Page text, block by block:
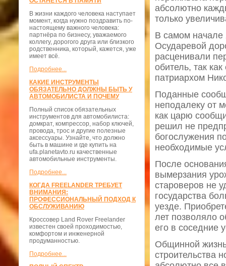
В жизни каждого человека наступает
момент, когда нужно поздравить по-
настоящему важного человека:
партнёра по бизнесу, уважаемого
коллегу, дорогого друга или близкого
родственника, который, кажется, уже
имеет всё.
Подробнее...
КАКИЕ ИНСТРУМЕНТЫ
ОБЯЗАТЕЛЬНО ДОЛЖНЫ БЫТЬ У
АВТОМОБИЛИСТА И ПОЧЕМУ
Полный список обязательных
инструментов для автомобилиста:
домкрат, компрессор, набор ключей,
провода, трос и другие полезные
аксессуары. Узнайте, что должно
быть в машине и где купить на
ufa.planetavto.ru качественные
автомобильные инструменты.
Подробнее...
КОГДА FREELANDER ТРЕБУЕТ
ВНИМАНИЯ:
ПРОФЕССИОНАЛЬНЫЙ ПОДХОД К
ОБСЛУЖИВАНИЮ
Кроссовер Land Rover Freelander
известен своей проходимостью,
комфортом и инженерной
продуманностью.
Подробнее...
абсолютно
только
В самом начале
Осударевой
расценивали
обитель, так
патриархом
Поданные
неподалеку от
как царю
решил не
богослужения
необходимые
После
вымерзания
староверов не
государства
уезде.
лет позволяло
его в соседние
Общинной
строительства